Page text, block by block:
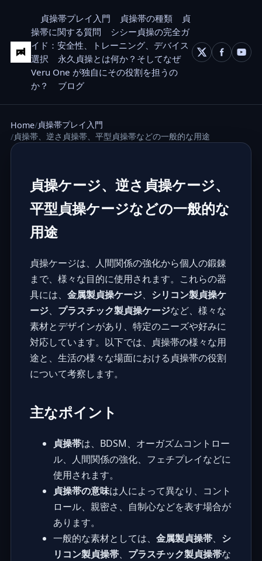
貞操帯プレイ入門 貞操帯の種類
貞
操帯に関する質問
シシー貞操の完全ガ
イド：安全性、トレーニング、デバイス
選択
永久貞操とは何か？そしてなぜ
Veru One が独自にその役割を担うの
か？
ブログ
Home 貞操帯プレイ入門
貞操帯、逆さ貞操帯、平型貞操帯などの一般的な用途
貞操ケージ、逆さ貞操ケージ、
平型貞操ケージなどの一般的な
用途
貞操ケージは、人間関係の強化から個人の鍛錬
まで、様々な目的に使用されます。これらの器
具には、 金属製貞操ケージ、 シリコン製貞操ケ
ージ、 プラスチック製貞操ケージなど、様々な
素材とデザインがあり、特定のニーズや好みに
対応しています。以下では、貞操帯の様々な用
途と、生活の様々な場面における貞操帯の役割
について考察します。
主なポイント
貞操帯は、BDSM、オーガズムコントロー
ル、人間関係の強化、フェチプレイなどに
使用されます。
貞操帯の意味は人によって異なり、コント
ロール、親密さ、自制心などを表す場合が
あります。
一般的な素材としては、 金属製貞操帯、 シ
リコン製貞操帯、 プラスチック製貞操帯な